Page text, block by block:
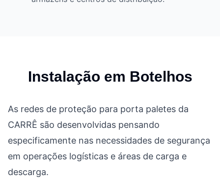
Instalação em Botelhos
As redes de proteção para porta paletes da
CARRÊ são desenvolvidas pensando
especificamente nas necessidades de segurança
em operações logísticas e áreas de carga e
descarga.